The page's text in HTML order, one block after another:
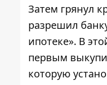
Затем грянул
разрешил
ипотеке». В
первым
которую